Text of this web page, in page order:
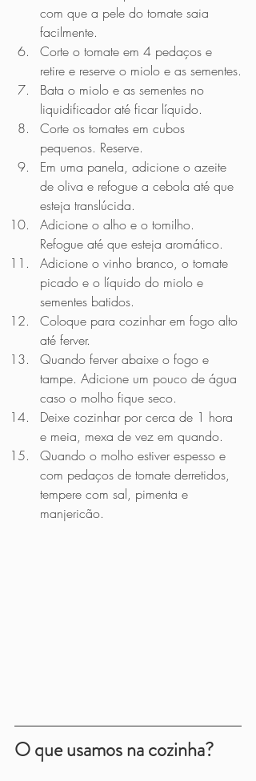
com que a pele do tomate saia
facilmente.
Corte o tomate em 4 pedaços e
retire e reserve o miolo e as sementes.
Bata o miolo e as sementes no
liquidificador até ficar líquido.
Corte os tomates em cubos
pequenos. Reserve.
Em uma panela, adicione o azeite
de oliva e refogue a cebola até que
esteja translúcida.
Adicione o alho e o tomilho.
Refogue até que esteja aromático.
Adicione o vinho branco, o tomate
picado e o líquido do miolo e
sementes batidos.
Coloque para cozinhar em fogo alto
até ferver.
Quando ferver abaixe o fogo e
tampe. Adicione um pouco de água
caso o molho fique seco.
Deixe cozinhar por cerca de 1 hora
e meia, mexa de vez em quando.
Quando o molho estiver espesso e
com pedaços de tomate derretidos,
tempere com sal, pimenta e
manjericão.
O que usamos na cozinha?